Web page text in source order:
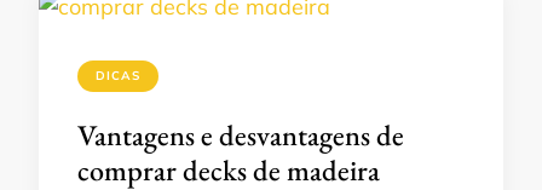
DICAS
Vantagens e desvantagens de
comprar decks de madeira